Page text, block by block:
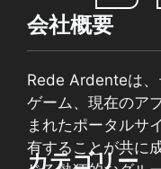
会社概要
Rede Ardenteは、
ゲーム、現在のア
まれたポータルサ
有することが共に
カテゴリー